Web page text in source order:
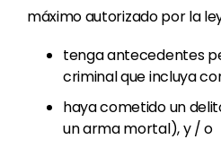
máximo autorizado por la
tenga antecedentes
criminal que incluya
haya cometido un
un arma mortal), y / o